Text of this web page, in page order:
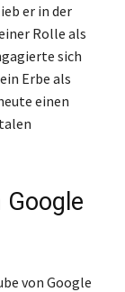
er in der
Rolle als
sich
Erbe als
einen
Google
von Google